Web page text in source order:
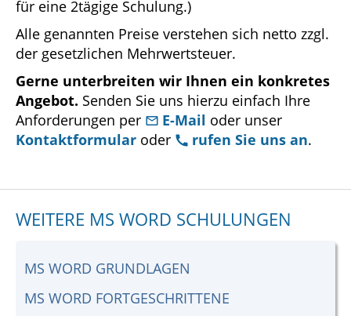
für eine 2tägige Schulung.)
Alle genannten Preise verstehen sich netto zzgl.
der gesetzlichen Mehrwertsteuer.
Gerne unterbreiten wir Ihnen ein konkretes
Angebot. Senden Sie uns hierzu einfach Ihre
Anforderungen per
E-Mail oder unser
Kontaktformular oder rufen Sie uns an.
WEITERE MS WORD SCHULUNGEN
MS WORD GRUNDLAGEN
MS WORD FORTGESCHRITTENE